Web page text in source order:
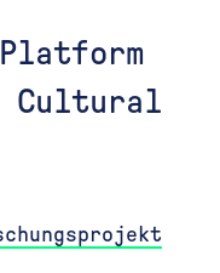
Cultural